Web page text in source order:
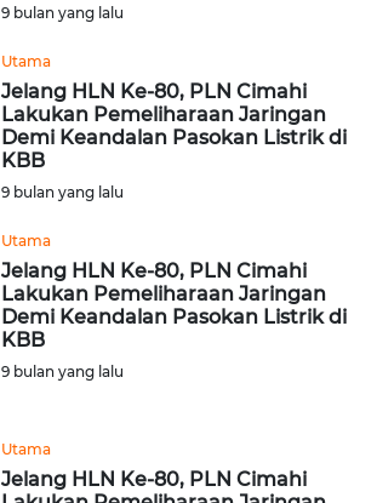
9 bulan yang lalu
Utama
Jelang HLN Ke-80, PLN Cimahi
Lakukan Pemeliharaan Jaringan
Demi Keandalan Pasokan Listrik di
KBB
9 bulan yang lalu
Utama
Jelang HLN Ke-80, PLN Cimahi
Lakukan Pemeliharaan Jaringan
Demi Keandalan Pasokan Listrik di
KBB
9 bulan yang lalu
Utama
Jelang HLN Ke-80, PLN Cimahi